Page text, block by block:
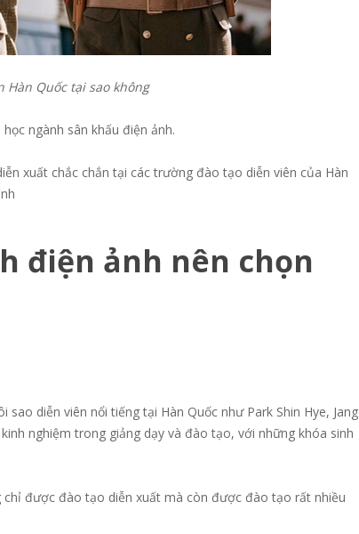
Quốc tại sao không
ngành sân khấu điện ảnh.
xuất chắc chắn tại các trường đào tạo diễn viên của Hàn
điện ảnh nên chọn
diễn viên nổi tiếng tại Hàn Quốc như Park Shin Hye, Jang
nghiệm trong giảng dạy và đào tạo, với những khóa sinh
chỉ được đào tạo diễn xuất mà còn được đào tạo rất nhiều